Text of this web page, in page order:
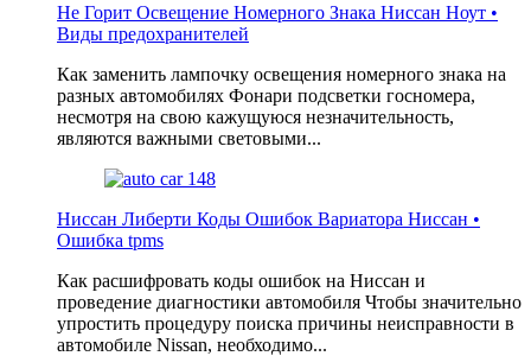
Не Горит Освещение Номерного Знака Ниссан Ноут •
Виды предохранителей
Как заменить лампочку освещения номерного знака на
разных автомобилях Фонари подсветки госномера,
несмотря на свою кажущуюся незначительность,
являются важными световыми...
Ниссан Либерти Коды Ошибок Вариатора Ниссан •
Ошибка tpms
Как расшифровать коды ошибок на Ниссан и
проведение диагностики автомобиля Чтобы значительно
упростить процедуру поиска причины неисправности в
автомобиле Nissan, необходимо...